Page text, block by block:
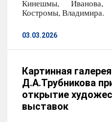
Кинешмы, Иванова,
Костромы, Владимира.
03.03.2026
Картинная
Д.А.Трубникова
открытие
выставок